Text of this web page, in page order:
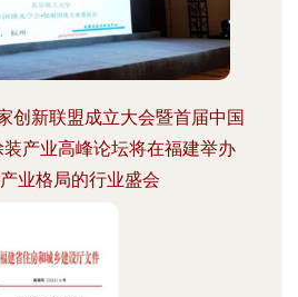
创新联盟成立大会暨首届中国
产业高峰论坛将在福建举办
业格局的行业盛会